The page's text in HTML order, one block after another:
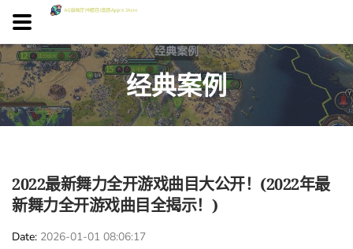
经典案例
2022最新舞力全开游戏曲目大公开！(2022年最
新舞力全开游戏曲目全揭示！)
Date 2026-01-01 08:06:17